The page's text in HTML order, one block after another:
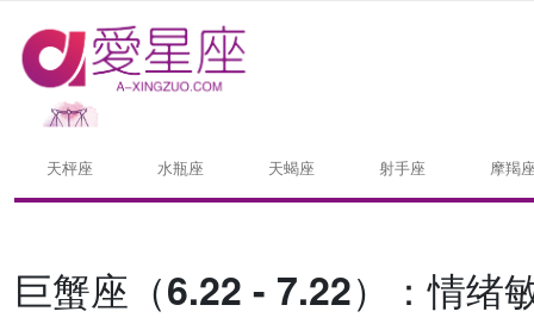
天枰座 水瓶座 天蝎座 射手座 摩羯
巨蟹座（6.22 - 7.22）：情绪